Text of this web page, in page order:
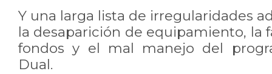
Y una larga lista de irregularidades
la desaparición de equipamiento, la
fondos y el mal manejo del
Dual.